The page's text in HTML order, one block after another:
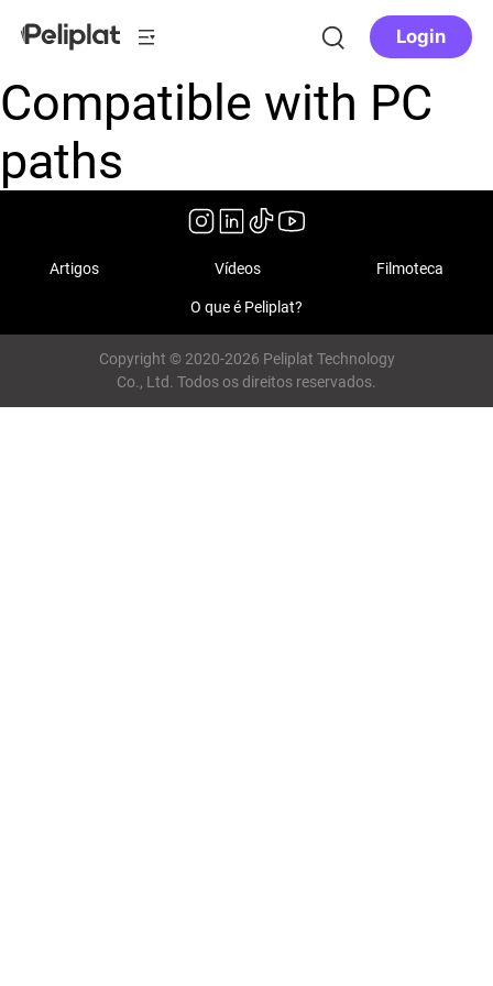
Login
Compatible with PC
paths
Artigos Vídeos Filmoteca
O que é Peliplat?
Copyright © 2020-2026 Peliplat Technology
Co., Ltd. Todos os direitos reservados.